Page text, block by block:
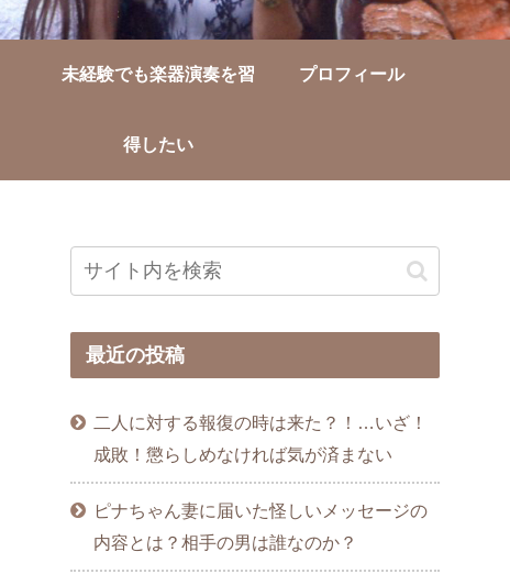
未経験でも楽器演奏を習
得したい
プロフィール
最近の投稿
二人に対する報復の時は来た？！…いざ！
成敗！懲らしめなければ気が済まない
ピナちゃん妻に届いた怪しいメッセージの
内容とは？相手の男は誰なのか？